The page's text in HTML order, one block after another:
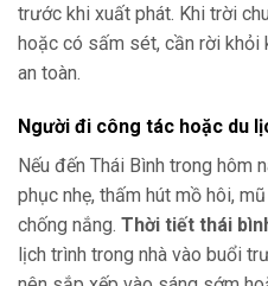
trước khi xuất phát. Khi trời
hoặc có sấm sét, cần rời
an toàn.
Người đi công tác hoặc du
Nếu đến Thái Bình trong hôm
phục nhẹ, thấm hút mồ hôi,
chống nắng. Thời tiết thái
lịch trình trong nhà vào buổi